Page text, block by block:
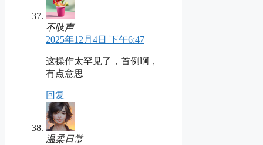
不吱声
2025年12月4日 下午6:47
这操作太罕见了，首例啊，
有点意思
回复
温柔日常